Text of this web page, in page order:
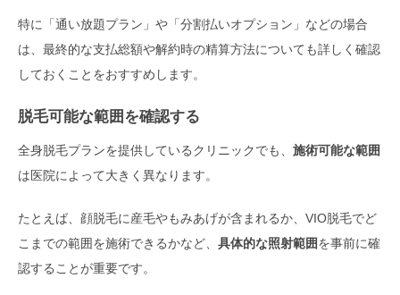
特に「通い放題プラン」や「分割払いオプション」などの場合
は、最終的な支払総額や解約時の精算方法についても詳しく確認
しておくことをおすすめします。
脱毛可能な範囲を確認する
全身脱毛プランを提供しているクリニックでも、 施術可能な範囲
は医院によって大きく異なります。
たとえば、顔脱毛に産毛やもみあげが含まれるか、VIO脱毛でど
こまでの範囲を施術できるかなど、 具体的な照射範囲を事前に確
認することが重要です。